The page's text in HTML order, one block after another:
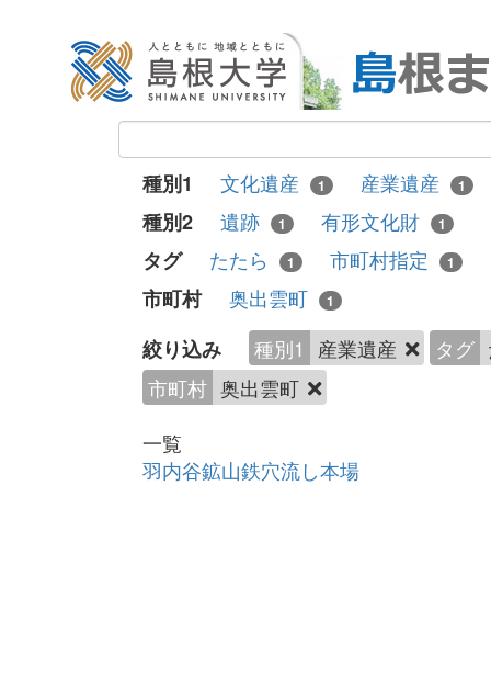
種別1 文化遺産 1 産業遺産 1
種別2 遺跡 1 有形文化財 1
タグ たたら 1 市町村指定 1
市町村
奥出雲町 1
絞り込み 種別1 産業遺産 タグ
市町村 奥出雲町
一覧
羽内谷鉱山鉄穴流し本場